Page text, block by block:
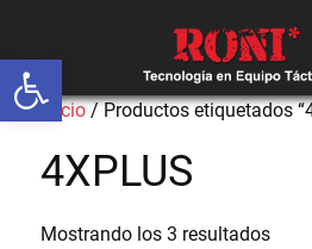
Abrir barra de herramientas
Inicio/ Productos etiquetados
4XPLUS
Mostrando los 3 resultados